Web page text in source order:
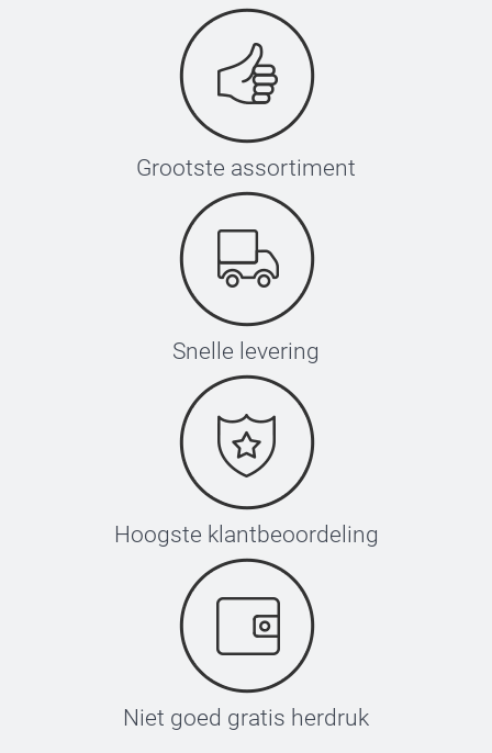
Grootste assortiment
Snelle levering
Hoogste klantbeoordeling
Niet goed gratis herdruk